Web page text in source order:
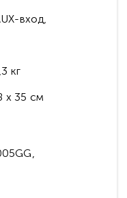
вход,
кг
x 35 см